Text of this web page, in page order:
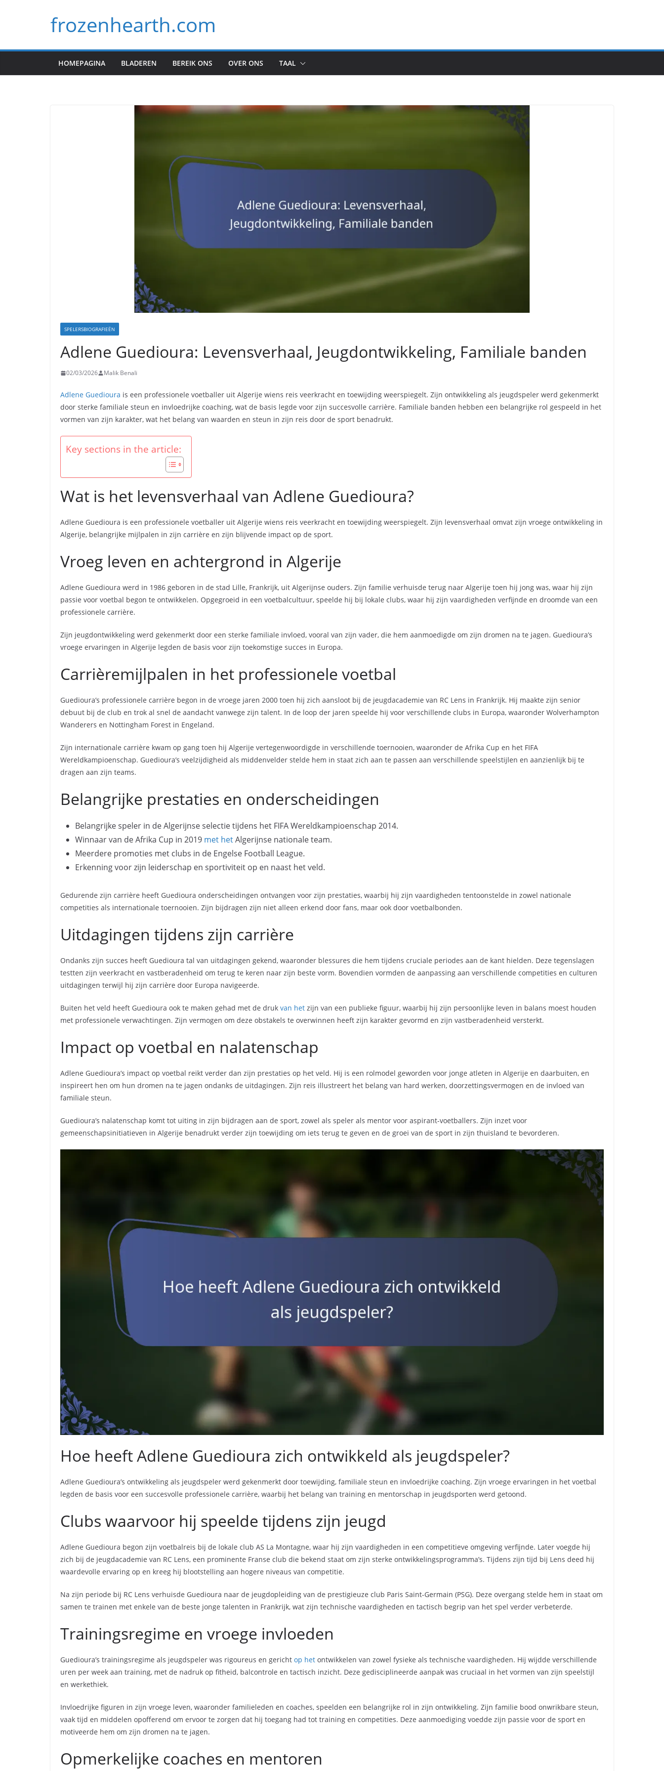
frozenhearth.com
HOMEPAGINA BLADEREN BEREIK ONS OVER ONS TAAL
SPELERSBIOGRAFIEËN
Adlene Guedioura: Levensverhaal, Jeugdontwikkeling, Familiale banden
02/03/2026 Malik Benali
Adlene Guedioura is een professionele voetballer uit Algerije wiens reis veerkracht en toewijding weerspiegelt. Zijn ontwikkeling als jeugdspeler werd gekenmerkt
door sterke familiale steun en invloedrijke coaching, wat de basis legde voor zijn succesvolle carrière. Familiale banden hebben een belangrijke rol gespeeld in het
vormen van zijn karakter, wat het belang van waarden en steun in zijn reis door de sport benadrukt.
Key sections in the article:
Wat is het levensverhaal van Adlene Guedioura?
Adlene Guedioura is een professionele voetballer uit Algerije wiens reis veerkracht en toewijding weerspiegelt. Zijn levensverhaal omvat zijn vroege ontwikkeling in
Algerije, belangrijke mijlpalen in zijn carrière en zijn blijvende impact op de sport.
Vroeg leven en achtergrond in Algerije
Adlene Guedioura werd in 1986 geboren in de stad Lille, Frankrijk, uit Algerijnse ouders. Zijn familie verhuisde terug naar Algerije toen hij jong was, waar hij zijn
passie voor voetbal begon te ontwikkelen. Opgegroeid in een voetbalcultuur, speelde hij bij lokale clubs, waar hij zijn vaardigheden verfijnde en droomde van een
professionele carrière.
Zijn jeugdontwikkeling werd gekenmerkt door een sterke familiale invloed, vooral van zijn vader, die hem aanmoedigde om zijn dromen na te jagen. Guedioura’s
vroege ervaringen in Algerije legden de basis voor zijn toekomstige succes in Europa.
Carrièremijlpalen in het professionele voetbal
Guedioura’s professionele carrière begon in de vroege jaren 2000 toen hij zich aansloot bij de jeugdacademie van RC Lens in Frankrijk. Hij maakte zijn senior
debuut bij de club en trok al snel de aandacht vanwege zijn talent. In de loop der jaren speelde hij voor verschillende clubs in Europa, waaronder Wolverhampton
Wanderers en Nottingham Forest in Engeland.
Zijn internationale carrière kwam op gang toen hij Algerije vertegenwoordigde in verschillende toernooien, waaronder de Afrika Cup en het FIFA
Wereldkampioenschap. Guedioura’s veelzijdigheid als middenvelder stelde hem in staat zich aan te passen aan verschillende speelstijlen en aanzienlijk bij te
dragen aan zijn teams.
Belangrijke prestaties en onderscheidingen
Belangrijke speler in de Algerijnse selectie tijdens het FIFA Wereldkampioenschap 2014.
Winnaar van de Afrika Cup in 2019 met hetAlgerijnse nationale team.
Meerdere promoties met clubs in de Engelse Football League.
Erkenning voor zijn leiderschap en sportiviteit op en naast het veld.
Gedurende zijn carrière heeft Guedioura onderscheidingen ontvangen voor zijn prestaties, waarbij hij zijn vaardigheden tentoonstelde in zowel nationale
competities als internationale toernooien. Zijn bijdragen zijn niet alleen erkend door fans, maar ook door voetbalbonden.
Uitdagingen tijdens zijn carrière
Ondanks zijn succes heeft Guedioura tal van uitdagingen gekend, waaronder blessures die hem tijdens cruciale periodes aan de kant hielden. Deze tegenslagen
testten zijn veerkracht en vastberadenheid om terug te keren naar zijn beste vorm. Bovendien vormden de aanpassing aan verschillende competities en culturen
uitdagingen terwijl hij zijn carrière door Europa navigeerde.
Buiten het veld heeft Guedioura ook te maken gehad met de druk van het zijn van een publieke figuur, waarbij hij zijn persoonlijke leven in balans moest houden
met professionele verwachtingen. Zijn vermogen om deze obstakels te overwinnen heeft zijn karakter gevormd en zijn vastberadenheid versterkt.
Impact op voetbal en nalatenschap
Adlene Guedioura’s impact op voetbal reikt verder dan zijn prestaties op het veld. Hij is een rolmodel geworden voor jonge atleten in Algerije en daarbuiten, en
inspireert hen om hun dromen na te jagen ondanks de uitdagingen. Zijn reis illustreert het belang van hard werken, doorzettingsvermogen en de invloed van
familiale steun.
Guedioura’s nalatenschap komt tot uiting in zijn bijdragen aan de sport, zowel als speler als mentor voor aspirant-voetballers. Zijn inzet voor
gemeenschapsinitiatieven in Algerije benadrukt verder zijn toewijding om iets terug te geven en de groei van de sport in zijn thuisland te bevorderen.
Hoe heeft Adlene Guedioura zich ontwikkeld als jeugdspeler?
Adlene Guedioura’s ontwikkeling als jeugdspeler werd gekenmerkt door toewijding, familiale steun en invloedrijke coaching. Zijn vroege ervaringen in het voetbal
legden de basis voor een succesvolle professionele carrière, waarbij het belang van training en mentorschap in jeugdsporten werd getoond.
Clubs waarvoor hij speelde tijdens zijn jeugd
Adlene Guedioura begon zijn voetbalreis bij de lokale club AS La Montagne, waar hij zijn vaardigheden in een competitieve omgeving verfijnde. Later voegde hij
zich bij de jeugdacademie van RC Lens, een prominente Franse club die bekend staat om zijn sterke ontwikkelingsprogramma’s. Tijdens zijn tijd bij Lens deed hij
waardevolle ervaring op en kreeg hij blootstelling aan hogere niveaus van competitie.
Na zijn periode bij RC Lens verhuisde Guedioura naar de jeugdopleiding van de prestigieuze club Paris Saint-Germain (PSG). Deze overgang stelde hem in staat om
samen te trainen met enkele van de beste jonge talenten in Frankrijk, wat zijn technische vaardigheden en tactisch begrip van het spel verder verbeterde.
Trainingsregime en vroege invloeden
Guedioura’s trainingsregime als jeugdspeler was rigoureus en gericht op het ontwikkelen van zowel fysieke als technische vaardigheden. Hij wijdde verschillende
uren per week aan training, met de nadruk op fitheid, balcontrole en tactisch inzicht. Deze gedisciplineerde aanpak was cruciaal in het vormen van zijn speelstijl
en werkethiek.
Invloedrijke figuren in zijn vroege leven, waaronder familieleden en coaches, speelden een belangrijke rol in zijn ontwikkeling. Zijn familie bood onwrikbare steun,
vaak tijd en middelen opofferend om ervoor te zorgen dat hij toegang had tot training en competities. Deze aanmoediging voedde zijn passie voor de sport en
motiveerde hem om zijn dromen na te jagen.
Opmerkelijke coaches en mentoren